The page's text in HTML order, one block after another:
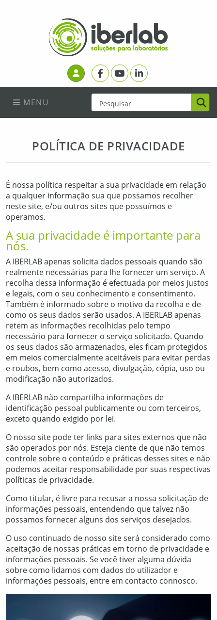
LoginFacebook
Youtube
Linkedin
MENU
POLÍTICA DE PRIVACIDADE
É nossa política respeitar a sua privacidade em relação
a qualquer informação sua que possamos recolher
neste site, e/ou outros sites que possuímos e
operamos.
A sua privacidade é importante para
nós.
A IBERLAB apenas solicita dados pessoais quando são
realmente necessárias para lhe fornecer um serviço. A
recolha dessa informação é efectuada por meios justos
e legais, com o seu conhecimento e consentimento.
Também é informado sobre o motivo da recolha e de
como os seus dados serão usados. A IBERLAB apenas
retem as informações recolhidas pelo tempo
necessário para fornecer o serviço solicitado. Quando
os seus dados são armazenados, eles ficam protegidos
em meios comercialmente aceitáveis ​​para evitar perdas
e roubos, bem como acesso, divulgação, cópia, uso ou
modificação não autorizados.
A IBERLAB não compartilha informações de
identificação pessoal publicamente ou com terceiros,
exceto quando exigido por lei.
O nosso site pode ter links para sites externos que não
são operados por nós. Esteja ciente de que não temos
controle sobre o conteúdo e práticas desses sites e não
podemos aceitar responsabilidade por suas respectivas
políticas de privacidade.
Como titular, é livre para recusar a nossa solicitação de
informações pessoais, entendendo que talvez não
possamos fornecer alguns dos serviços desejados.
O uso continuado de nosso site será considerado como
aceitação de nossas práticas em torno de privacidade e
informações pessoais. Se você tiver alguma dúvida
sobre como lidamos com dados do utilizador e
informações pessoais, entre em contacto connosco.